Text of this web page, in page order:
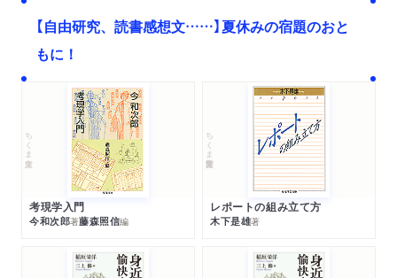
【自由研究、読書感想文……】夏休みの宿題のおと
もに！
ちくま文庫
考現学入門
今和次郎著藤森照信編
ちくま学芸文庫
レポートの組み立て方
木下是雄著